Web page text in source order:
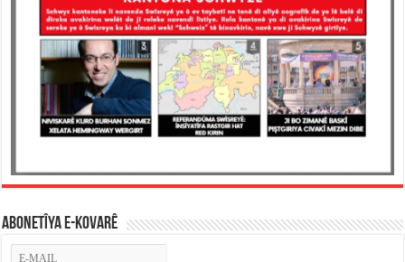
ABONETÎYA E-KOVARÊ